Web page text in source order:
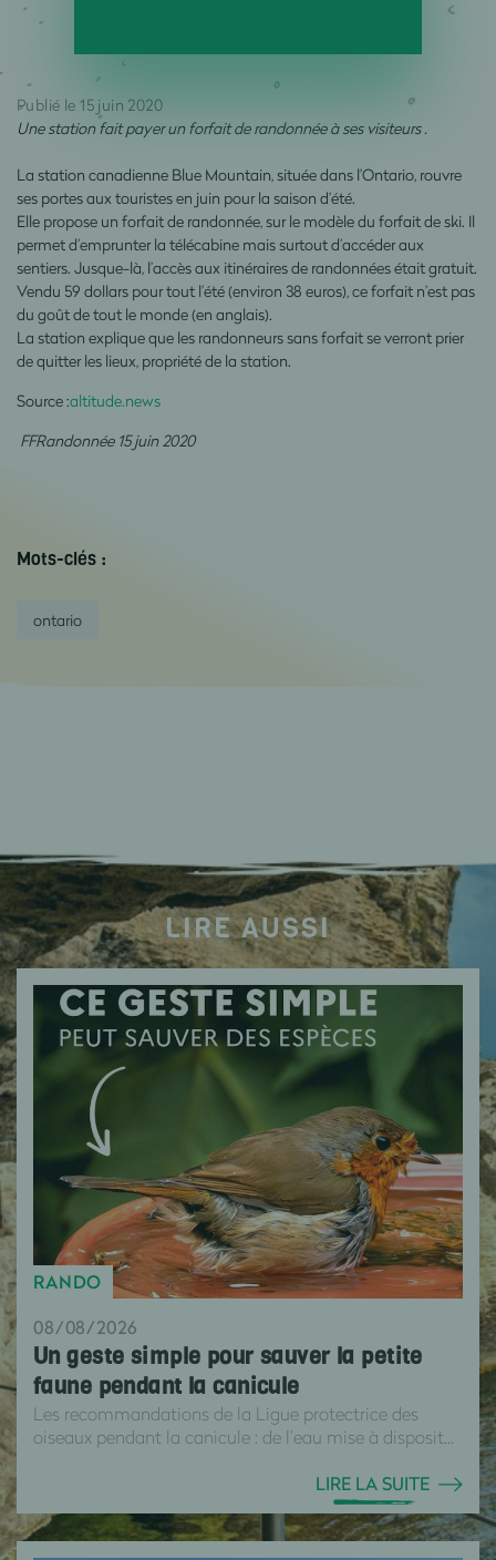
Publié le 15 juin 2020
Une station fait payer un forfait de randonnée à ses visiteurs .
La station canadienne Blue Mountain, située dans l’Ontario, rouvre
ses portes aux touristes en juin pour la saison d’été.
Elle propose un forfait de randonnée, sur le modèle du forfait de ski. Il
permet d’emprunter la télécabine mais surtout d’accéder aux
sentiers. Jusque-là, l’accès aux itinéraires de randonnées était gratuit.
Vendu 59 dollars pour tout l’été (environ 38 euros), ce forfait n’est pas
du goût de tout le monde (en anglais).
La station explique que les randonneurs sans forfait se verront prier
de quitter les lieux, propriété de la station.
Source :altitude.news
FFRandonnée 15 juin 2020
Mots-clés :
ontario
LIRE AUSSI
RANDO
08/08/2026
Un geste simple pour sauver la petite
faune pendant la canicule
Les recommandations de la Ligue protectrice des
oiseaux pendant la canicule : de l’eau mise à disposit...
LIRE LA SUITE